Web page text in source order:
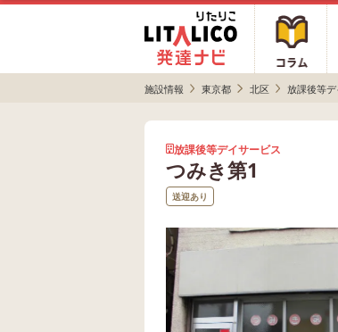
施設情報 東京都 北区 放課後等
放課後等デイサービス
つみき第1
送迎あり